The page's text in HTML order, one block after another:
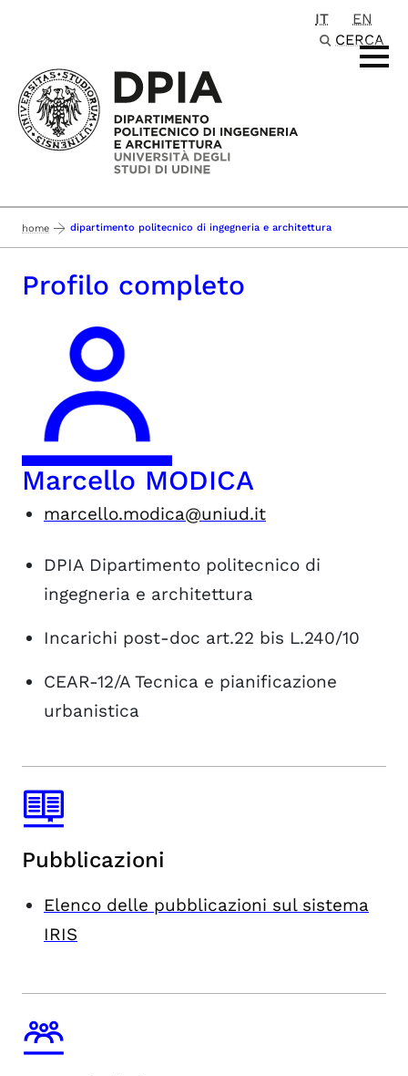
IT
EN
CERCA
home dipartimento politecnico di ingegneria e architettura
Profilo completo
Marcello MODICA
marcello.modica@uniud.it
DPIA Dipartimento politecnico di
ingegneria e architettura
Incarichi post-doc art.22 bis L.240/10
CEAR-12/A Tecnica e pianificazione
urbanistica
Pubblicazioni
Elenco delle pubblicazioni sul sistema
IRIS